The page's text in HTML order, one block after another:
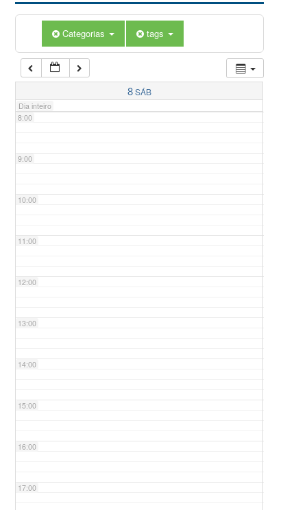
Categorias tags
8SÁB
Dia inteiro
7:00
8:00
9:00
10:00
11:00
12:00
13:00
14:00
15:00
16:00
17:00